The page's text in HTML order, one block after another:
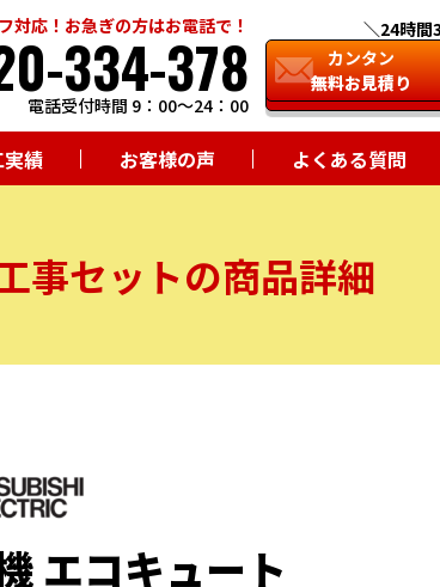
対応！お急ぎの方はお電話で！
334-378
電話受付時間 9：00～24：00
24時間
カンタン
無料お見積り
績 お客様の声 よくある質問
事セットの商品詳細
エコキュート